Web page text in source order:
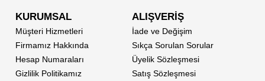
KURUMSAL
Müşteri Hizmetleri
Firmamız Hakkında
Hesap Numaraları
Gizlilik Politikamız
ALIŞVERİŞ
İade ve Değişim
Sıkça Sorulan Sorular
Üyelik Sözleşmesi
Satış Sözleşmesi